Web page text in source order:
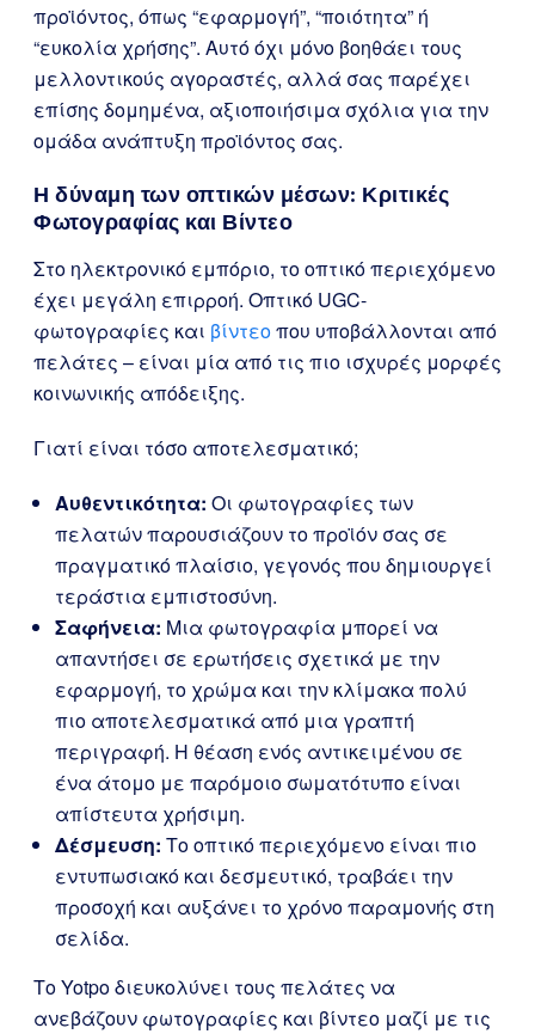
προϊόντος, όπως “εφαρμογή”, “ποιότητα” ή
“ευκολία χρήσης”. Αυτό όχι μόνο βοηθάει τους
μελλοντικούς αγοραστές, αλλά σας παρέχει
επίσης δομημένα, αξιοποιήσιμα σχόλια για την
ομάδα ανάπτυξη προϊόντος σας.
Η δύναμη των οπτικών μέσων: Κριτικές
Φωτογραφίας και Βίντεο
Στο ηλεκτρονικό εμπόριο, το οπτικό περιεχόμενο
έχει μεγάλη επιρροή. Οπτικό UGC-
φωτογραφίες και βίντεοπου υποβάλλονται από
πελάτες – είναι μία από τις πιο ισχυρές μορφές
κοινωνικής απόδειξης.
Γιατί είναι τόσο αποτελεσματικό;
Αυθεντικότητα: Οι φωτογραφίες των
πελατών παρουσιάζουν το προϊόν σας σε
πραγματικό πλαίσιο, γεγονός που δημιουργεί
τεράστια εμπιστοσύνη.
Σαφήνεια: Μια φωτογραφία μπορεί να
απαντήσει σε ερωτήσεις σχετικά με την
εφαρμογή, το χρώμα και την κλίμακα πολύ
πιο αποτελεσματικά από μια γραπτή
περιγραφή. Η θέαση ενός αντικειμένου σε
ένα άτομο με παρόμοιο σωματότυπο είναι
απίστευτα χρήσιμη.
Δέσμευση: Το οπτικό περιεχόμενο είναι πιο
εντυπωσιακό και δεσμευτικό, τραβάει την
προσοχή και αυξάνει το χρόνο παραμονής στη
σελίδα.
Το Yotpo διευκολύνει τους πελάτες να
ανεβάζουν φωτογραφίες και βίντεο μαζί με τις